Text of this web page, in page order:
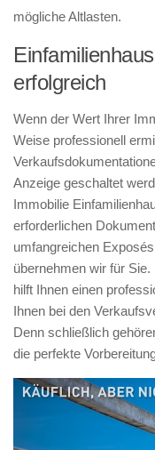
mögliche Altlasten.
erfolgreich
Wenn der Wert Ihrer
Weise professionell
Anzeige geschaltet
Immobilie
erforderlichen
umfangreichen
übernehmen wir für
hilft Ihnen einen
Ihnen bei den
Denn schließlich
die perfekte